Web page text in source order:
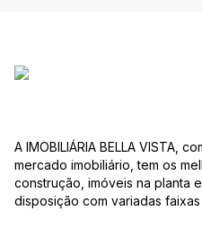
A IMOBILIÁRIA BELLA VISTA,
mercado imobiliário, tem os
construção, imóveis na planta
disposição com variadas